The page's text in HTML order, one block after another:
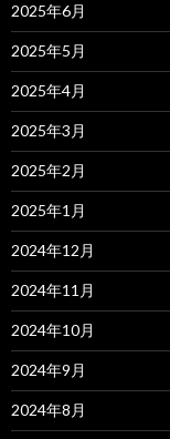
2025年6月
2025年5月
2025年4月
2025年3月
2025年2月
2025年1月
2024年12月
2024年11月
2024年10月
2024年9月
2024年8月